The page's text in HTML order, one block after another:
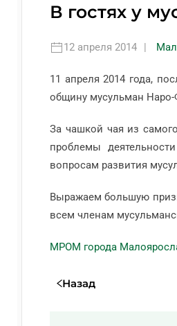
В гостях у
12 апреля 2014 |
11 апреля 2014 года,
общину мусульман
За чашкой чая из
проблемы
вопросам развития
Выражаем большую
всем членам
МРОМ города
Назад